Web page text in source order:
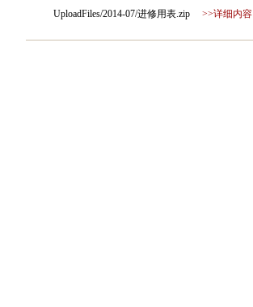
UploadFiles/2014-07/进修用表.zip >>详细内容